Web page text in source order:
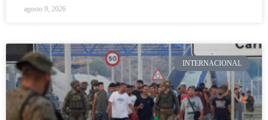
agosto 9, 2026
INTERNACIONAL